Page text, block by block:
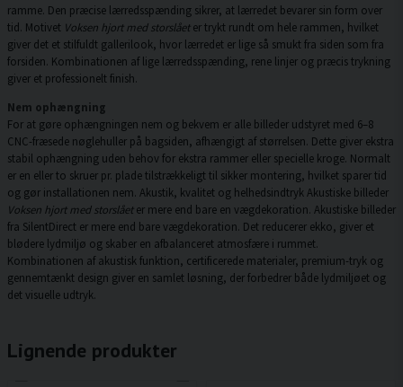
ramme. Den præcise lærredsspænding sikrer, at lærredet bevarer sin form over
tid. Motivet Voksen hjort med storslåeter trykt rundt om hele rammen, hvilket
giver det et stilfuldt gallerilook, hvor lærredet er lige så smukt fra siden som fra
forsiden. Kombinationen af lige lærredsspænding, rene linjer og præcis trykning
giver et professionelt finish.
Nem ophængning
For at gøre ophængningen nem og bekvem er alle billeder udstyret med 6–8
CNC-fræsede nøglehuller på bagsiden, afhængigt af størrelsen. Dette giver ekstra
stabil ophængning uden behov for ekstra rammer eller specielle kroge. Normalt
er en eller to skruer pr. plade tilstrækkeligt til sikker montering, hvilket sparer tid
og gør installationen nem. Akustik, kvalitet og helhedsindtryk Akustiske billeder
Voksen hjort med storslåeter mere end bare en vægdekoration. Akustiske billeder
fra SilentDirect er mere end bare vægdekoration. Det reducerer ekko, giver et
blødere lydmiljø og skaber en afbalanceret atmosfære i rummet.
Kombinationen af akustisk funktion, certificerede materialer, premium-tryk og
gennemtænkt design giver en samlet løsning, der forbedrer både lydmiljøet og
det visuelle udtryk.
Lignende produkter